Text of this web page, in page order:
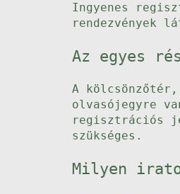
Ingyenes
rendezvények
Az egyes
A
olvasójegyre
regisztrációs
szükséges.
Milyen